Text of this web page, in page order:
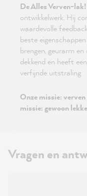
De Alles Verven-lak!
ontwikkelwerk. Hij
waardevolle
beste
brengen, geurarm
dekkend en heeft
verfijnde uitstraling
Onze missie:
missie: gewoon
Vragen en